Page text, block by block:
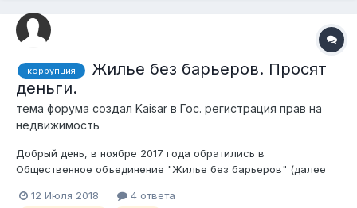
коррупция
Жилье без барьеров. Просят
деньги.
тема форума создал Kaisar в Гос. регистрация прав на
недвижимость
Добрый день, в ноябре 2017 года обратились в
Общественное объединение "Жилье без барьеров" (далее
дома в Алатауском районе Алматы, все документы были
12 Июля 2018 4 ответа